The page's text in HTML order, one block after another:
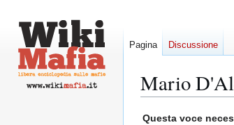
Mario
Vai
Vai
Questa voce
Pagina Discussione